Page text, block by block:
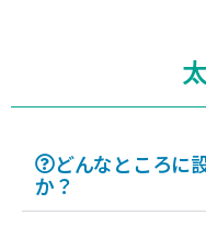
どんなところに
か？